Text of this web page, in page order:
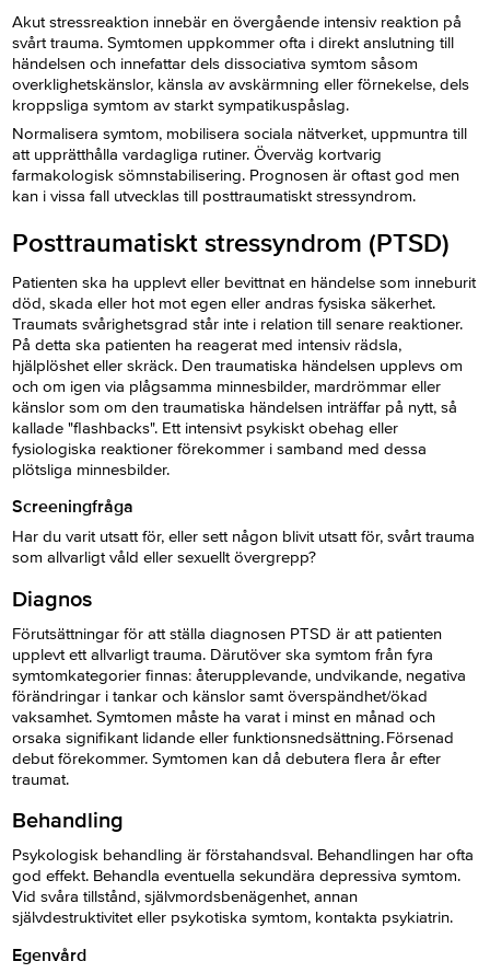
Akut stressreaktion innebär en övergående intensiv reaktion på
svårt trauma. Symtomen uppkommer ofta i direkt anslutning till
händelsen och innefattar dels dissociativa symtom såsom
overklighetskänslor, känsla av avskärmning eller förnekelse, dels
kroppsliga symtom av starkt sympatikuspåslag.
Normalisera symtom, mobilisera sociala nätverket, uppmuntra till
att upprätthålla vardagliga rutiner. Överväg kortvarig
farmakologisk sömnstabilisering. Prognosen är oftast god men
kan i vissa fall utvecklas till posttraumatiskt stressyndrom.
Posttraumatiskt stressyndrom (PTSD)
Patienten ska ha upplevt eller bevittnat en händelse som inneburit
död, skada eller hot mot egen eller andras fysiska säkerhet.
Traumats svårighetsgrad står inte i relation till senare reaktioner.
På detta ska patienten ha reagerat med intensiv rädsla,
hjälplöshet eller skräck. Den traumatiska händelsen upplevs om
och om igen via plågsamma minnesbilder, mardrömmar eller
känslor som om den traumatiska händelsen inträffar på nytt, så
kallade "flashbacks". Ett intensivt psykiskt obehag eller
fysiologiska reaktioner förekommer i samband med dessa
plötsliga minnesbilder.
Screeningfråga
Har du varit utsatt för, eller sett någon blivit utsatt för, svårt trauma
som allvarligt våld eller sexuellt övergrepp?
Diagnos
Förutsättningar för att ställa diagnosen PTSD är att patienten
upplevt ett allvarligt trauma. Därutöver ska symtom från fyra
symtomkategorier finnas: återupplevande, undvikande, negativa
förändringar i tankar och känslor samt överspändhet/ökad
vaksamhet. Symtomen måste ha varat i minst en månad och
orsaka signifikant lidande eller funktionsnedsättning. Försenad
debut förekommer. Symtomen kan då debutera flera år efter
traumat.
Behandling
Psykologisk behandling är förstahandsval. Behandlingen har ofta
god effekt. Behandla eventuella sekundära depressiva symtom.
Vid svåra tillstånd, självmordsbenägenhet, annan
självdestruktivitet eller psykotiska symtom, kontakta psykiatrin.
Egenvård